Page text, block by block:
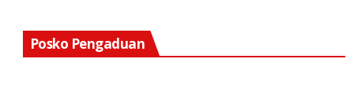
Posko Pengaduan